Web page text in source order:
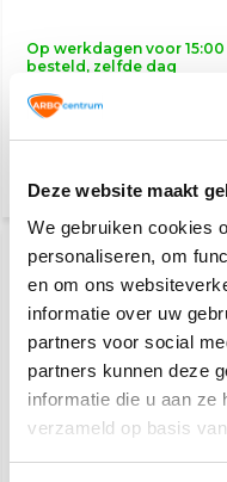
Deze website maakt
We gebruiken cookies
personaliseren, om
en om ons
informatie over uw
partners voor social
partners kunnen deze
informatie die u aan ze
verzameld op basis
Op werkdagen voor 15:00
besteld, zelfde dag
6,95 4,60
Veiligheidshesje roze
-
AANBIEDING -
AANBIEDING